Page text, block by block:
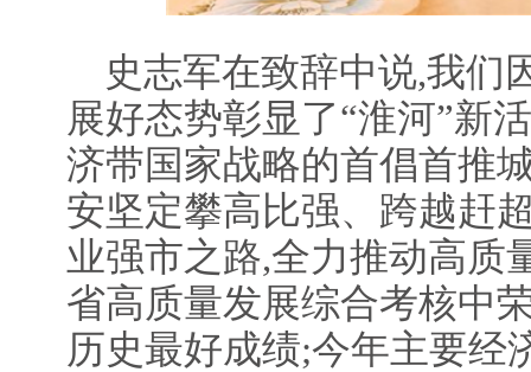
史志军在致辞中说,我们
展好态势彰显了“淮河”新
济带国家战略的首倡首推
安坚定攀高比强、跨越赶
业强市之路,全力推动高质
省高质量发展综合考核中
历史最好成绩;今年主要经